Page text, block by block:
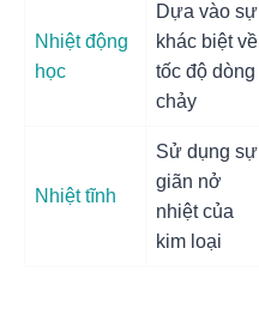
Nhiệt động
học
Dựa vào sự
khác biệt về
tốc độ dòng
chảy
Nhiệt tĩnh
Sử dụng sự
giãn nở
nhiệt của
kim loại